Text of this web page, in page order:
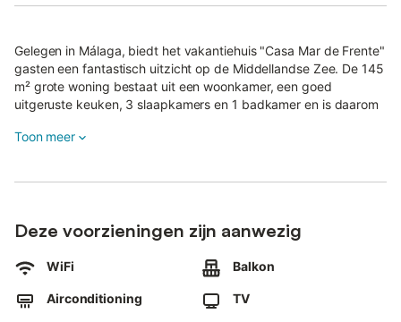
Gelegen in Málaga, biedt het vakantiehuis "Casa Mar de Frente"
gasten een fantastisch uitzicht op de Middellandse Zee. De 145
m² grote woning bestaat uit een woonkamer, een goed
uitgeruste keuken, 3 slaapkamers en 1 badkamer en is daarom
Een babybedje en een kinderstoel zijn ook beschikbaar tegen
Het pand beschikt over een eigen buitenruimte met 2 open
terrassen en een balkon.
De woning ligt dicht bij een golfbaan, restaurants, bars,
Toon meer
Deze voorzieningen zijn aanwezig
WiFi Balkon
Airconditioning TV